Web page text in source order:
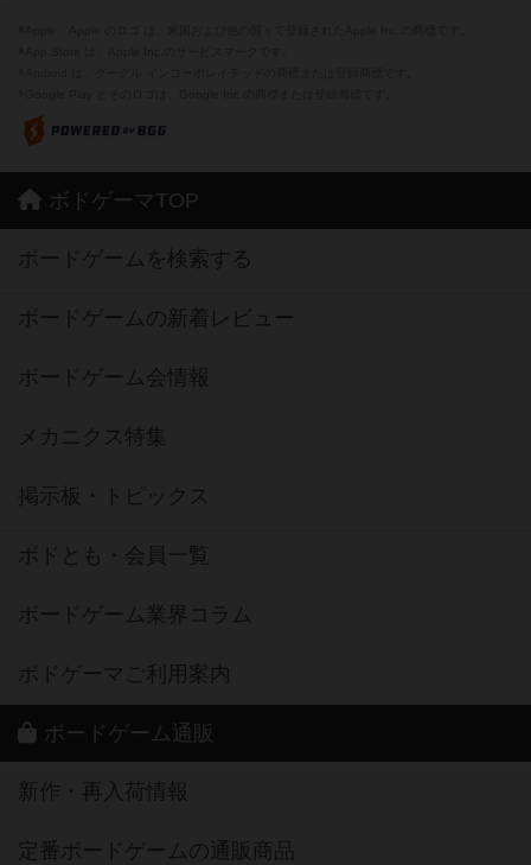
ボドゲーマTOP
ボードゲームを検索する
ボードゲームの新着レビュー
ボードゲーム会情報
メカニクス特集
掲示板・トピックス
ボドとも・会員一覧
ボードゲーム業界コラム
ボドゲーマご利用案内
ボードゲーム通販
新作・再入荷情報
定番ボードゲームの通販商品